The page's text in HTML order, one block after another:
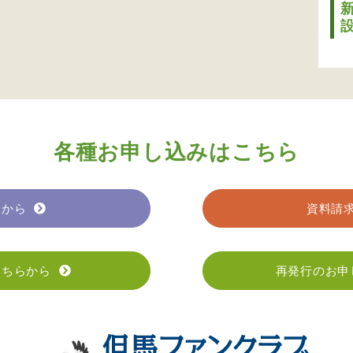
各種お申し込みはこちら
ら 資料請
らから 再発行のお